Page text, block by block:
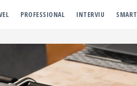
PROFESSIONAL INTERVIU SMART